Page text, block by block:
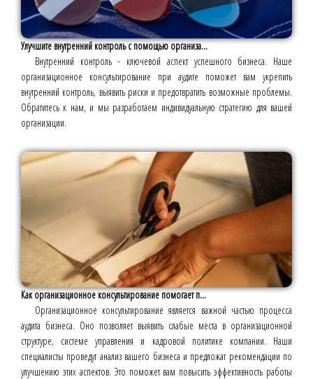
Улучшите внутренний контроль с помощью организа...
Внутренний контроль - ключевой аспект успешного бизнеса. Наше
организационное консультирование при аудите поможет вам укрепить
внутренний контроль, выявить риски и предотвратить возможные проблемы.
Обратитесь к нам, и мы разработаем индивидуальную стратегию для вашей
организации.
Как организационное консультирование помогает п...
Организационное консультирование является важной частью процесса
аудита бизнеса. Оно позволяет выявить слабые места в организационной
структуре, системе управления и кадровой политике компании. Наши
специалисты проведут анализ вашего бизнеса и предложат рекомендации по
улучшению этих аспектов. Это поможет вам повысить эффективность работы